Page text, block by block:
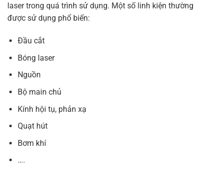
laser trong quá trình sử dụng. Một số linh kiện thường
được sử dụng phổ biến:
Đầu cắt
Bóng laser
Nguồn
Bộ main chủ
Kính hội tụ, phản xạ
Quạt hút
Bơm khí
….